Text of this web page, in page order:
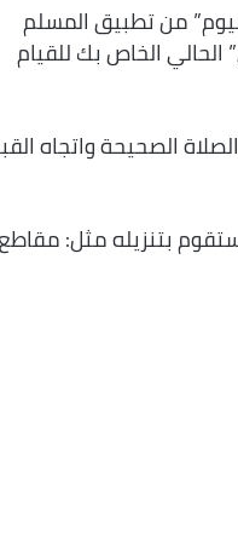
من تطبيق المسلم
الخاص بك للقيام
الصحيحة واتجاه
بتنزيله مثل: